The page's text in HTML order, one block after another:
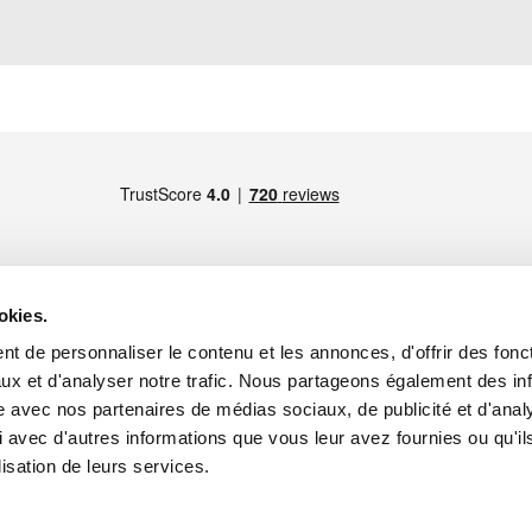
de personnaliser le contenu et les annonces, d'offrir des
et d'analyser notre trafic. Nous partageons également des
avec nos partenaires de médias sociaux, de publicité et
d'autres informations que vous leur avez fournies ou
de leurs services.
- Maps
MEMBRE DE